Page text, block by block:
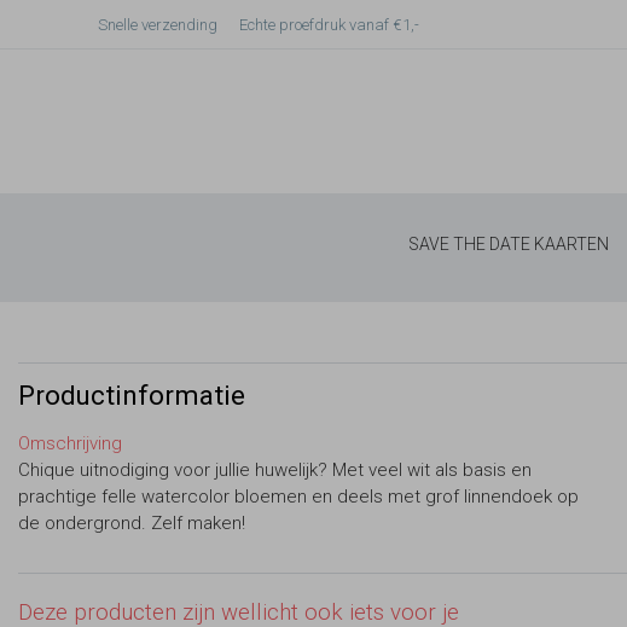
Snelle verzending Echte proefdruk vanaf €1,-
SAVE THE DATE KAARTEN
Productinformatie
Omschrijving
Chique uitnodiging voor jullie huwelijk? Met veel wit als basis en
prachtige felle watercolor bloemen en deels met grof linnendoek op
de ondergrond. Zelf maken!
Deze producten zijn wellicht ook iets voor je